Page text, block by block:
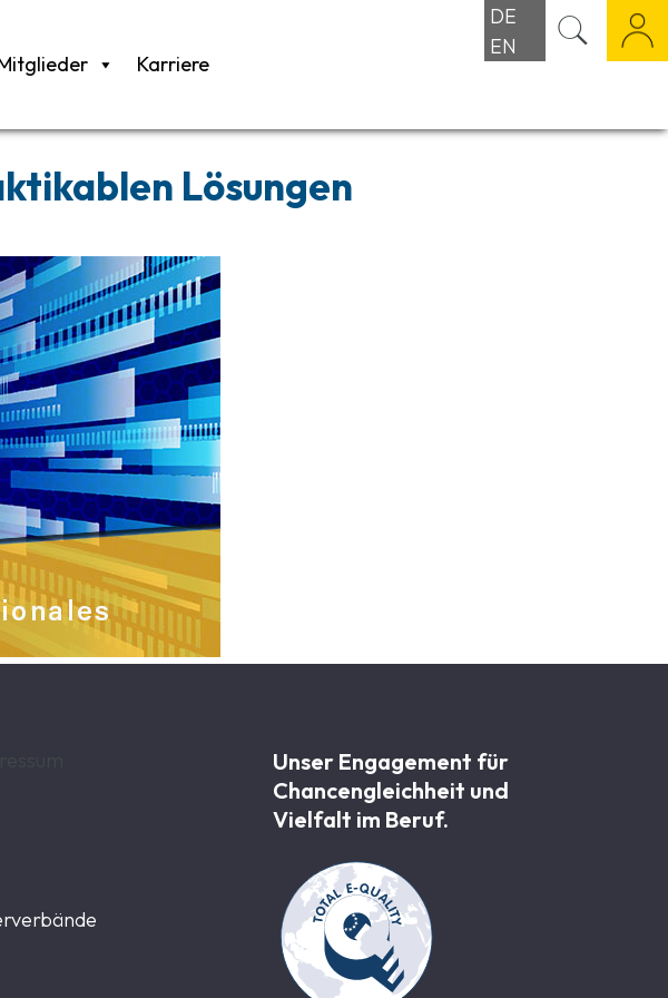
Karriere
DE
EN
Lösungen
Unser Engagement für
Chancen­gleichheit und
Vielfalt im Beruf.